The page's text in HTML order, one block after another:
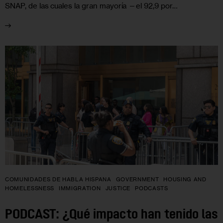
SNAP, de las cuales la gran mayoría —el 92,9 por…
COMUNIDADES DE HABLA HISPANA GOVERNMENT
HOUSING AND
HOMELESSNESS
IMMIGRATION JUSTICE PODCASTS
PODCAST: ¿Qué impacto han tenido las